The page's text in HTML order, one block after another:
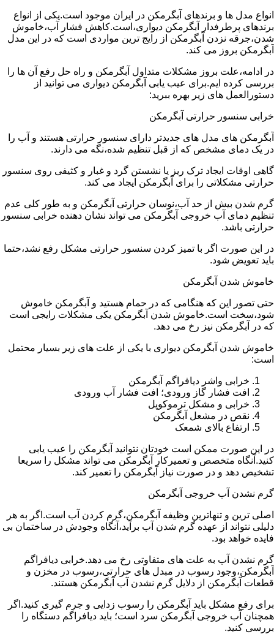
انواع مدل ها و برندهای آبگرمکن در ایران موجود است.یکی از انواع
برندهای پرطرفدار آبگرمکن دیواری،است.کاهش فشار آب،خاموش
شدن،جرقه نزدن آبگرمکن از رایج ترین مواردی است که در این مدل
آبگرمکن بروز می کند.
در ادامه،علت بروز مشکلات متداول آبگرمکن و راه حل رفع آن ها را
بررسی کرده ایم.برای عیب یابی آبگرمکن دیواری می توانید از
دستورالعمل های زیر بهره ببرید:
خرابی سنسور حرارتی آبگرمکن
آبگرمکن های مدل های جدیدتر دارای سنسور حرارتی هستند و آب را
در یک دمای مشخص که از قبل تنظیم شده،نگه می دارند.
گاهی اوقات ایجاد ترک ریز یا نشستن گرد و غبار و کثیفی روی سنسور
حرارتی مشکلاتی را برای آبگرمکن ایجاد می کند.
گرم شدن بیش از حد آب،نوسان حرارتی آبگرمکن و به طور کلی عدم
تنظیم دمای آب خروجی آبگرمکن می تواند نشان دهنده خرابی سنسور
حرارتی باشد.
در این صورت اگر با تمیز کردن سنسور حرارتی مشکل رفع نشد،حتما
باید تعویض شود.
خاموش شدن آبگرمکن
حتی تصور این که هنگامی که در حمام هستید و آبگرمکن خاموش
شود،سخت است.خاموش شدن آبگرمکن یکی مشکلات رایجی است
که در آبگرمکن نیز رخ می دهد.
خاموش شدن آبگرمکن دیواری با یکی از علت های زیر بسیار محتمل
است:
خرابی واشر دیافراگم آبگرمکن
افت فشار گاز ورودی؛ افت فشار آب ورودی
خرابی و مشکل ترموکوپل
نقص در مشعل آبگرمکن
ارتفاع بالای شمعک
در این صورت ممکن است خودتان نتوانید آبگرمکن را عیب یابی
کنید.آنگاه متخصص و تعمیرکار آبگرمکن می تواند مشکل را سریعا
تشخیص دهد و در صورت نیاز آبگرمکن را تعمیر کند.
گرم نشدن آب خروجی آبگرمکن
اصلی ترین و تنهاترین وظیفه آبگرمکن،گرم کردن آب است.اگر به هر
دلیلی نتواند از عهده گرم شدن آب برآید،آنگاه وجودش در ساختمان بی
فایده خواهد بود.
گرم نشدن آب به علت های متفاوتی رخ می دهد.خرابی دیافراگم
آبگرمکن،وجود رسوب در مبدل های حرارتی،رسوب در مخزن و
قطعات آبگرمکن از دلایل گرم نشدن آب آبگرمکن هستند.
برای رفع مشکل باید آبگرمکن را رسوب زدایی و جرم گیری کنید.اگر
همچنان آب خروجی آبگرمکن سرد است؛ باید دیافراگم دستگاه را
بررسی کنید.